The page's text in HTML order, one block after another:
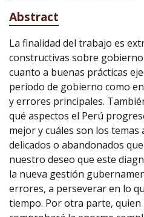
Abstract
La finalidad del trabajo es
constructivas sobre
cuanto a buenas prácticas
periodo de gobierno como
y errores principales.
qué aspectos el Perú
mejor y cuáles son los temas
delicados o abandonados
nuestro deseo que este
la nueva gestión
errores, a perseverar en lo
tiempo. Por otra parte, quien